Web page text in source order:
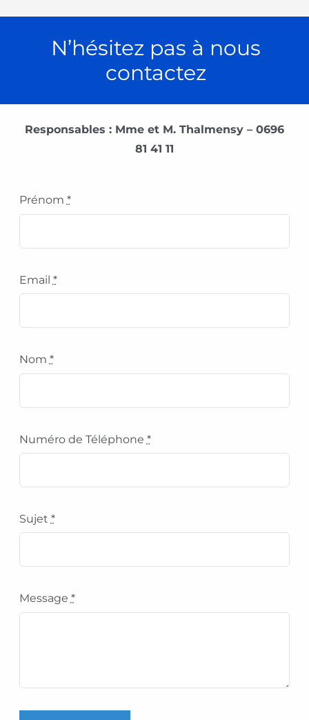
N’hésitez pas à nous
contactez
Responsables : Mme et M. Thalmensy – 0696
81 41 11
Prénom *
Email *
Nom *
Numéro de Téléphone *
Sujet *
Message *